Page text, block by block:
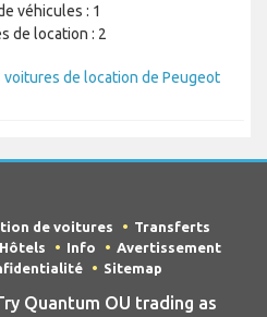
véhicules : 1
de location : 2
voitures de location de Peugeot
de voitures
Transferts
Hôtels Info
Avertissement
Sitemap
Quantum OU trading as